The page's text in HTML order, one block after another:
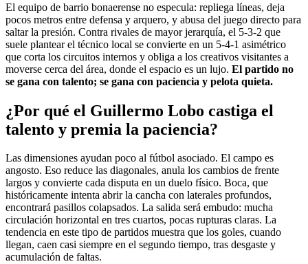
El equipo de barrio bonaerense no especula: repliega líneas, deja
pocos metros entre defensa y arquero, y abusa del juego directo para
saltar la presión. Contra rivales de mayor jerarquía, el 5-3-2 que
suele plantear el técnico local se convierte en un 5-4-1 asimétrico
que corta los circuitos internos y obliga a los creativos visitantes a
moverse cerca del área, donde el espacio es un lujo. El partido no
se gana con talento; se gana con paciencia y pelota quieta.
¿Por qué el Guillermo Lobo castiga el
talento y premia la paciencia?
Las dimensiones ayudan poco al fútbol asociado. El campo es
angosto. Eso reduce las diagonales, anula los cambios de frente
largos y convierte cada disputa en un duelo físico. Boca, que
históricamente intenta abrir la cancha con laterales profundos,
encontrará pasillos colapsados. La salida será embudo: mucha
circulación horizontal en tres cuartos, pocas rupturas claras. La
tendencia en este tipo de partidos muestra que los goles, cuando
llegan, caen casi siempre en el segundo tiempo, tras desgaste y
acumulación de faltas.